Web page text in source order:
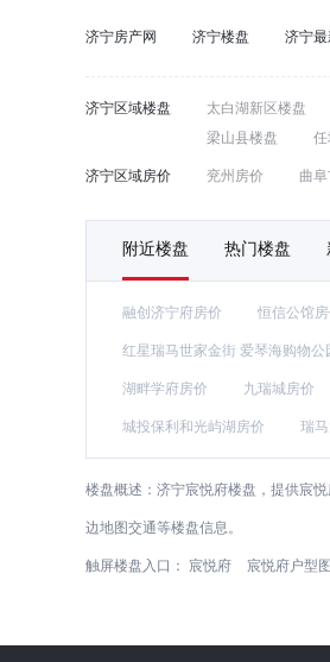
济宁房产网 济宁楼盘 济宁
济宁区域楼盘 太白湖新区楼盘
梁山县楼盘
任
济宁区域房价 兖州房价 曲
附近楼盘 热门楼盘
融创济宁府房价 恒信公馆
红星瑞马世家金街 爱琴海购物公
湖畔学府房价 九瑞城房价
城投保利和光屿湖房价 瑞
楼盘概述： 济宁宸悦府楼盘，提供宸
边地图交通等楼盘信息。
触屏楼盘入口： 宸悦府 宸悦府户型图